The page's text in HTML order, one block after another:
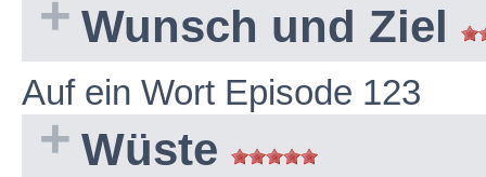
Wunsch und Ziel
Auf ein Wort Episode 123
Wüste